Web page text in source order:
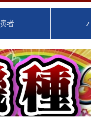
者